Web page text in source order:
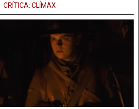
CRÍTICA: CLÍMAX